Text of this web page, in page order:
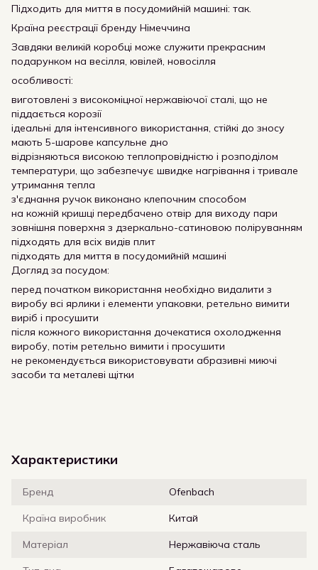
Підходить для миття в посудомийній машині: так.
Країна реєстрації бренду Німеччина
Завдяки великій коробці може служити прекрасним
подарунком на весілля, ювілей, новосілля
особливості:
виготовлені з високоміцної нержавіючої сталі, що не
піддається корозії
ідеальні для інтенсивного використання, стійкі до зносу
мають 5-шарове капсульне дно
відрізняються високою теплопровідністю і розподілом
температури, що забезпечує швидке нагрівання і тривале
утримання тепла
з'єднання ручок виконано клепочним способом
на кожній кришці передбачено отвір для виходу пари
зовнішня поверхня з дзеркально-сатиновою поліруванням
підходять для всіх видів плит
підходять для миття в посудомийній машині
Догляд за посудом:
перед початком використання необхідно видалити з
виробу всі ярлики і елементи упаковки, ретельно вимити
виріб і просушити
після кожного використання дочекатися охолодження
виробу, потім ретельно вимити і просушити
не рекомендується використовувати абразивні миючі
засоби та металеві щітки
Характеристики
Бренд Ofenbach
Країна виробник Китай
Матеріал Нержавіюча сталь